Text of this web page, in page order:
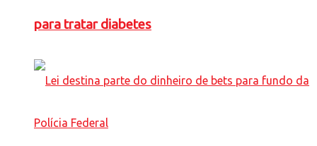
para tratar diabetes